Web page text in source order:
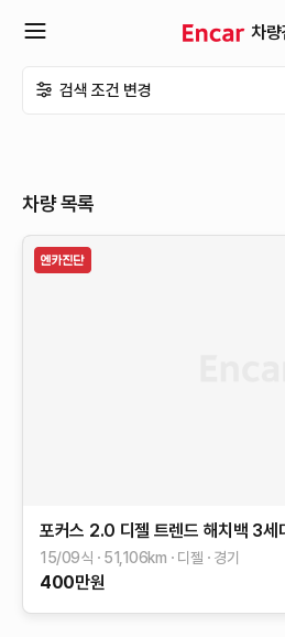
차량
뉴
검색 조건 변경
차량 목록
포커스 2.0 디젤 트렌드 해치백 3세
15/09식 51,106km 디젤 경기
400만원